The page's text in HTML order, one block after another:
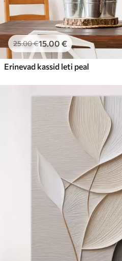
25.00€15.00 €
Erinevad kassid leti peal